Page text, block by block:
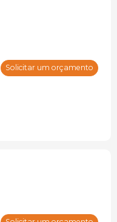
Solicitar um orçamento